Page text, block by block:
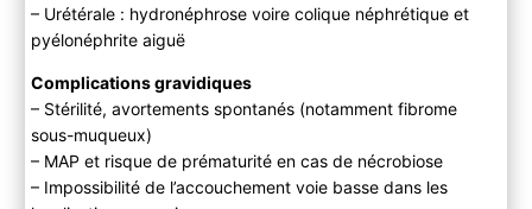
– Urétérale : hydronéphrose voire colique néphrétique et
pyélonéphrite aiguë
Complications gravidiques
– Stérilité, avortements spontanés (notamment fibrome
sous-muqueux)
– MAP et risque de prématurité en cas de nécrobiose
– Impossibilité de l’accouchement voie basse dans les